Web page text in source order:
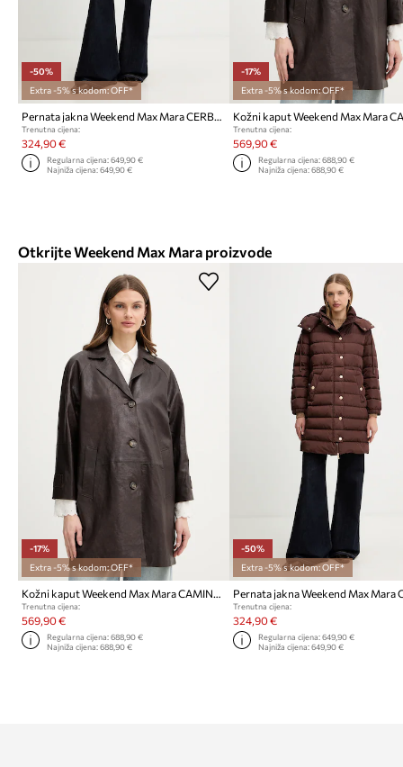
-50%
Extra -5% s kodom: OFF*
Pernata jakna Weekend Max Mara CERBERO
Trenutna cijena:
324,90 €
Regularna cijena:649,90 €
Najniža cijena:649,90 €
-17%
Extra -5% s kodom: OFF*
Trenutna cijena:
569,90 €
Regularna cijena: 688,90 €
Najniža cijena: 688,90 €
Otkrijte Weekend Max Mara proizvode
-17%
Extra -5% s kodom: OFF*
Kožni kaput Weekend Max Mara CAMINO
Trenutna cijena:
569,90 €
Regularna cijena:688,90 €
Najniža cijena:688,90 €
-50%
Extra -5% s kodom: OFF*
Trenutna cijena:
324,90 €
Regularna cijena: 649,90 €
Najniža cijena: 649,90 €